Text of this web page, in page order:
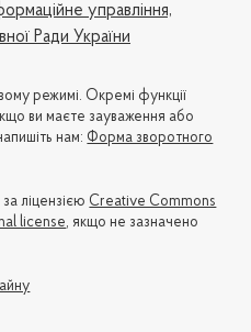
управління,
Ради України
режимі. Окремі функції
ви маєте зауваження або
нам: Форма зворотного
ліцензією Creative Commons
license, якщо не зазначено